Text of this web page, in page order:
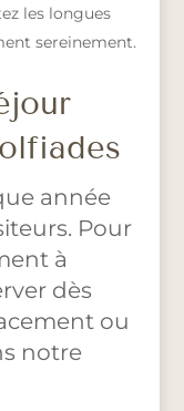
les longues
sereinement.
année
Pour
à
dès
ou
notre